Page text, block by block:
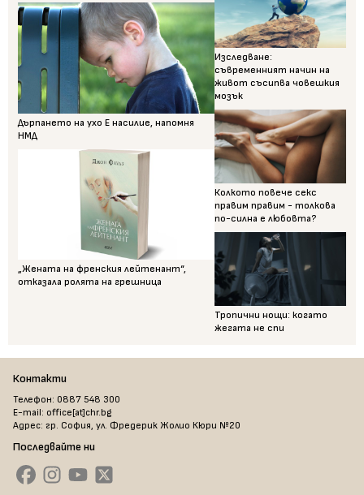
Дърпането на ухо Е насилие, напомня
НМД
„Жената на френския лейтенант“,
отказала ролята на грешница
Изследване:
съвременният начин на
живот съсипва човешкия
мозък
Колкото повече секс
правим правим - толкова
по-силна е любовта?
Тропични нощи: когато
жегата не спи
Контакти
Телефон: 0887 548 300
E-mail: office[at]chr.bg
Адрес: гр. София, ул. Фредерик Жолио Кюри №20
Последвайте ни